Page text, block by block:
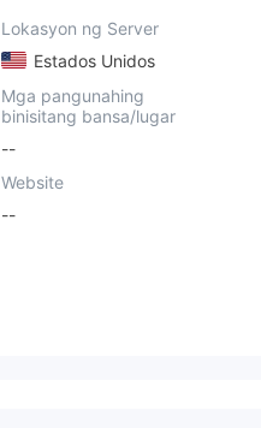
Lokasyon ng Server
Estados Unidos
Mga pangunahing
binisitang bansa/lugar
--
Website
--